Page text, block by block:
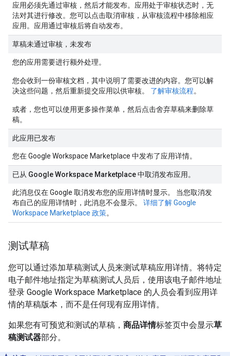
应用必须先通过审核，然后才能发布。应用处于审核状态时，无
法对其进行修改。您可以点击取消审核 ，从审核流程中移除相应
应用。应用通过审核后将自动发布。
草稿未通过审核，未发布
您的应用需要进行额外处理。
您会收到一份审核文档，其中说明了需要改进的内容。您可以解
决这些问题，然后重新提交应用以供审核。 了解审核流程。
或者，您也可以使用更多操作菜单，然后点击舍弃草稿来删除草
稿。
此应用已发布
您在 Google Workspace Marketplace 中发布了应用详情。
已从 Google Workspace Marketplace 中取消发布应用。
此消息仅在 Google 取消发布您的应用详情时显示。 当您取消发
布自己的应用详情时，此消息不会显示。 详细了解 Google
Workspace Marketplace 政策。
测试草稿
您可以通过添加草稿测试人员来测试草稿应用详情。将特定
电子邮件地址指定为草稿测试人员后，使用该电子邮件地址
登录 Google Workspace Marketplace 的人员会看到应用详
情的草稿版本，而不是任何现有应用详情。
如果您有可预览和测试的草稿， 商品详情标签页中会显示草
稿测试器部分。